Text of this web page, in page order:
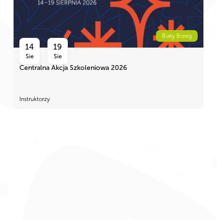
Biały Brzeg
14
Sie
19
Sie
Centralna Akcja Szkoleniowa 2026
Instruktorzy